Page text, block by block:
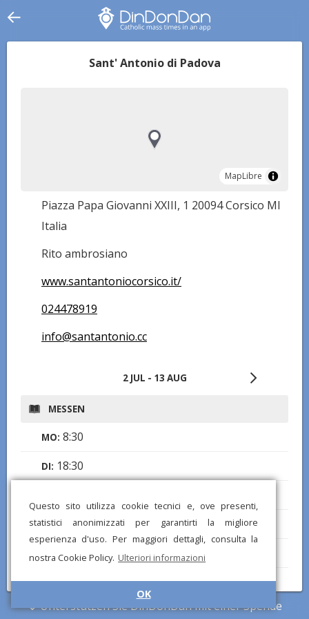
Questo sito utilizza cookie tecnici e, ove presenti,
statistici anonimizzati per garantirti la migliore
esperienza d'uso. Per maggiori dettagli, consulta la
nostra Cookie Policy. Ulteriori informazioni
OK
Sant' Antonio di Padova
MapLibre
MapLibre
Piazza Papa Giovanni XXIII, 1 20094 Corsico MI
Italia
Rito ambrosiano
www.santantoniocorsico.it/
024478919
info@santantonio.cc
2 JUL - 13 AUG
MESSEN
MO: 8:30
DI: 18:30
DO:18:30
FR: 8:30
SA: 18:00
SO: 8:30,10:30
Unterstützen Sie DinDonDan mit einer Spende